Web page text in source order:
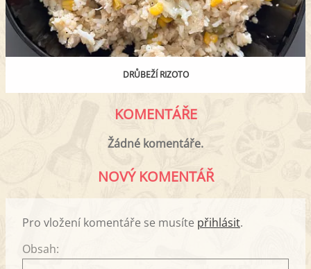
DRŮBEŽÍ RIZOTO
KOMENTÁŘE
Žádné komentáře.
NOVÝ KOMENTÁŘ
Pro vložení komentáře se musíte přihlásit.
Obsah: